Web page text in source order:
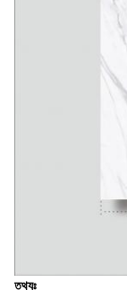
তথ্যঃ